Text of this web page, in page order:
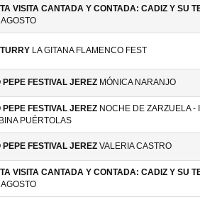
VISITA CANTADA Y CONTADA: CADIZ Y SU
AGOSTO
LA GITANA FLAMENCO FEST
PEPE FESTIVAL JEREZ MÓNICA NARANJO
PEPE FESTIVAL JEREZ NOCHE DE ZARZUELA -
PUÉRTOLAS
PEPE FESTIVAL JEREZ VALERIA CASTRO
VISITA CANTADA Y CONTADA: CADIZ Y SU
AGOSTO